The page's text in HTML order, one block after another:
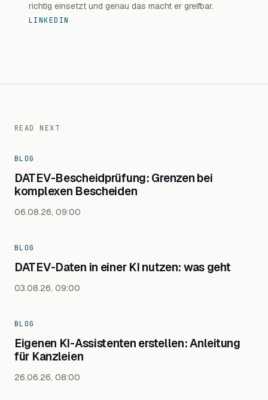
richtig einsetzt und genau das macht er greifbar.
LINKEDIN
READ NEXT
BLOG
DATEV-Bescheidprüfung: Grenzen bei
komplexen Bescheiden
06.08.26, 09:00
BLOG
DATEV-Daten in einer KI nutzen: was geht
03.08.26, 09:00
BLOG
Eigenen KI-Assistenten erstellen: Anleitung
für Kanzleien
26.06.26, 08:00